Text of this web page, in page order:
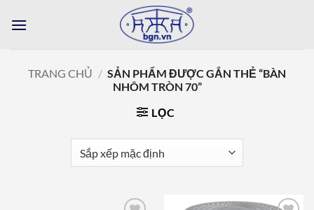
qua
TRANG CHỦ / SẢN PHẨM ĐƯỢC GẮN THẺ “BÀN
NHÔM TRÒN 70”
LỌC